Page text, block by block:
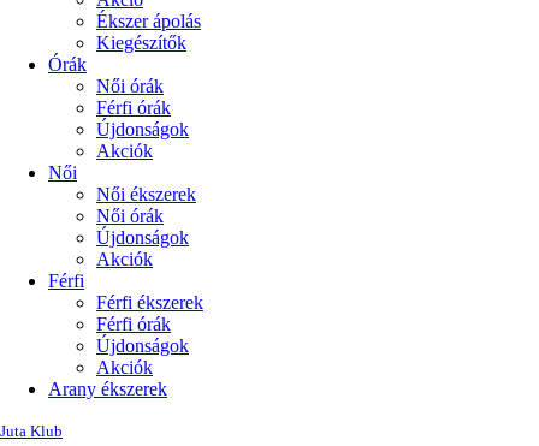
Ékszer ápolás
Kiegészítők
Órák
Női órák
Férfi órák
Újdonságok
Akciók
Női
Női ékszerek
Női órák
Újdonságok
Akciók
Férfi
Férfi ékszerek
Férfi órák
Újdonságok
Akciók
Arany ékszerek
Juta Klub